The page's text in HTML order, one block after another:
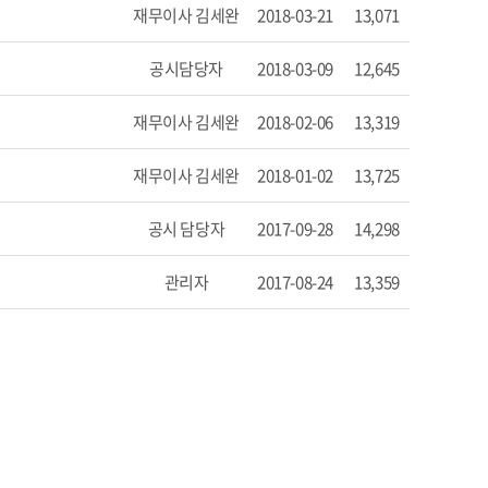
재무이사 김세완 2018-03-21 13,071
공시담당자 2018-03-09 12,645
재무이사 김세완 2018-02-06 13,319
재무이사 김세완 2018-01-02 13,725
공시 담당자 2017-09-28 14,298
관리자 2017-08-24 13,359